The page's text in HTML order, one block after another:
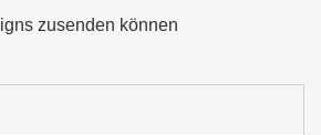
zusenden können